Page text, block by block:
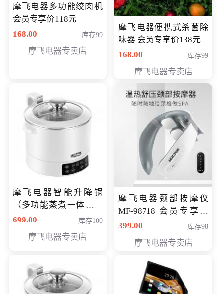
摩飞电器多功能绞肉机
会员专享价118元
168.00
库存99
摩飞电器专卖店
摩飞电器便携式杀菌除
味器 会员专享价138元
168.00
库存99
摩飞电器专卖店
摩飞电器智能升降锅
（多功能蒸煮一体锅）
（智能升降养生锅） 会
699.00 库存100
摩飞电器专卖店
摩飞电器颈部按摩仪
MF-98718 会员专享价
299元
399.00 库存98
摩飞电器专卖店